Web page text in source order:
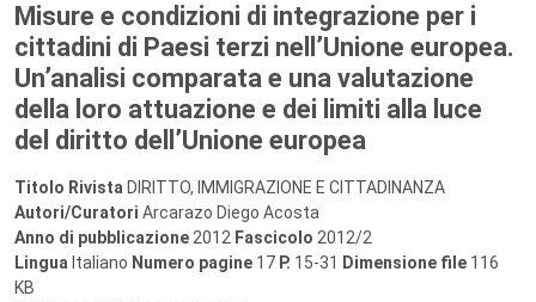
Misure e condizioni di integrazione per i
cittadini di Paesi terzi nell’Unione europea.
Un’analisi comparata e una valutazione
della loro attuazione e dei limiti alla luce
del diritto dell’Unione europea
Titolo Rivista DIRITTO, IMMIGRAZIONE E CITTADINANZA
Autori/Curatori Arcarazo Diego Acosta
Anno di pubblicazione 2012 Fascicolo 2012/2
Lingua Italiano Numero pagine 17 P. 15-31 Dimensione file 116
KB